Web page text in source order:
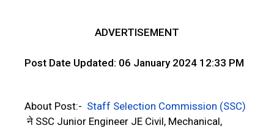
ADVERTISEMENT
Post Date Updated: 06 January 2024 12:33 PM
About Post:- Staff Selection Commission (SSC)
ने SSC Junior Engineer JE Civil, Mechanical,